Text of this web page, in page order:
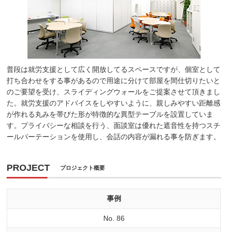
普段は就労支援として広く開放してるスペースですが、個室として
打ち合わせをする事があるので用途に分けて部屋を間仕切りたいと
のご要望を受け、スライディングウォールをご提案させて頂きまし
た。就労支援のアドバイスをしやすいように、親しみやすい距離感
が作れる丸みを帯びた形が特徴的な異型テーブルを設置していま
す。プライバシーな相談を行う、面談室は優れた遮音性を持つスチ
ールパーテーションを使用し、会話の内容が漏れる事を防ぎます。
PROJECT プロジェクト概要
事例
No. 86